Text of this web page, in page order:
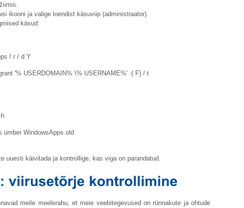
ikooni ja valige loendist käsuviip (administraator).
käsud:
/ r / d Y
'% USERDOMAIN% \% USERNAME%' :( F) / t
ümber WindowsApps.old
uuesti käivitada ja kontrollige, kas viga on parandatud.
meile meelerahu, et meie veebitegevused on rünnakute ja ohtude